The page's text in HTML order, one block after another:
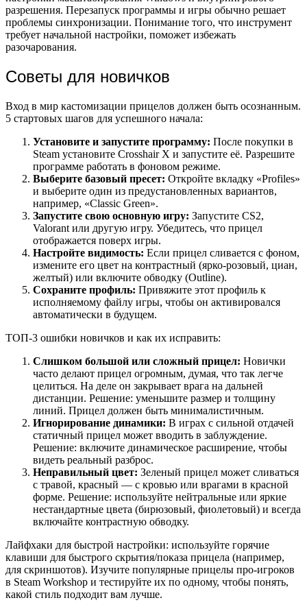
разрешения. Перезапуск программы и игры обычно решает
проблемы синхронизации. Понимание того, что инструмент
требует начальной настройки, поможет избежать
разочарования.
Советы для новичков
Вход в мир кастомизации прицелов должен быть осознанным.
5 стартовых шагов для успешного начала:
Установите и запустите программу: После покупки в
Steam установите Crosshair X и запустите её. Разрешите
программе работать в фоновом режиме.
Выберите базовый пресет: Откройте вкладку «Profiles»
и выберите один из предустановленных вариантов,
например, «Classic Green».
Запустите свою основную игру: Запустите CS2,
Valorant или другую игру. Убедитесь, что прицел
отображается поверх игры.
Настройте видимость: Если прицел сливается с фоном,
измените его цвет на контрастный (ярко-розовый, циан,
желтый) или включите обводку (Outline).
Сохраните профиль: Привяжите этот профиль к
исполняемому файлу игры, чтобы он активировался
автоматически в будущем.
ТОП-3 ошибки новичков и как их исправить:
Слишком большой или сложный прицел: Новички
часто делают прицел огромным, думая, что так легче
целиться. На деле он закрывает врага на дальней
дистанции. Решение: уменьшите размер и толщину
линий. Прицел должен быть минималистичным.
Игнорирование динамики: В играх с сильной отдачей
статичный прицел может вводить в заблуждение.
Решение: включите динамическое расширение, чтобы
видеть реальный разброс.
Неправильный цвет: Зеленый прицел может сливаться
с травой, красный — с кровью или врагами в красной
форме. Решение: используйте нейтральные или яркие
нестандартные цвета (бирюзовый, фиолетовый) и всегда
включайте контрастную обводку.
Лайфхаки для быстрой настройки: используйте горячие
клавиши для быстрого скрытия/показа прицела (например,
для скриншотов). Изучите популярные прицелы про-игроков
в Steam Workshop и тестируйте их по одному, чтобы понять,
какой стиль подходит вам лучше.